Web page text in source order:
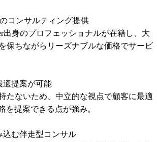
コンサルティング提供
出身のプロフェッショナルが在籍し、大
保ちながらリーズナブルな価格でサービ
適提案が可能
たないため、中立的な視点で顧客に最適
を提案できる点が強み。
込む伴走型コンサル